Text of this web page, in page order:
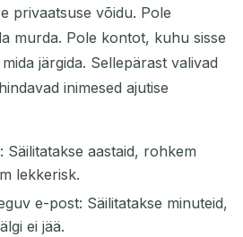
privaatsuse võidu. Pole
murda. Pole kontot, kuhu sisse
järgida. Sellepärast valivad
inimesed ajutise
Säilitatakse aastaid, rohkem
lekkerisk.
e-post: Säilitatakse minuteid,
ei jää.